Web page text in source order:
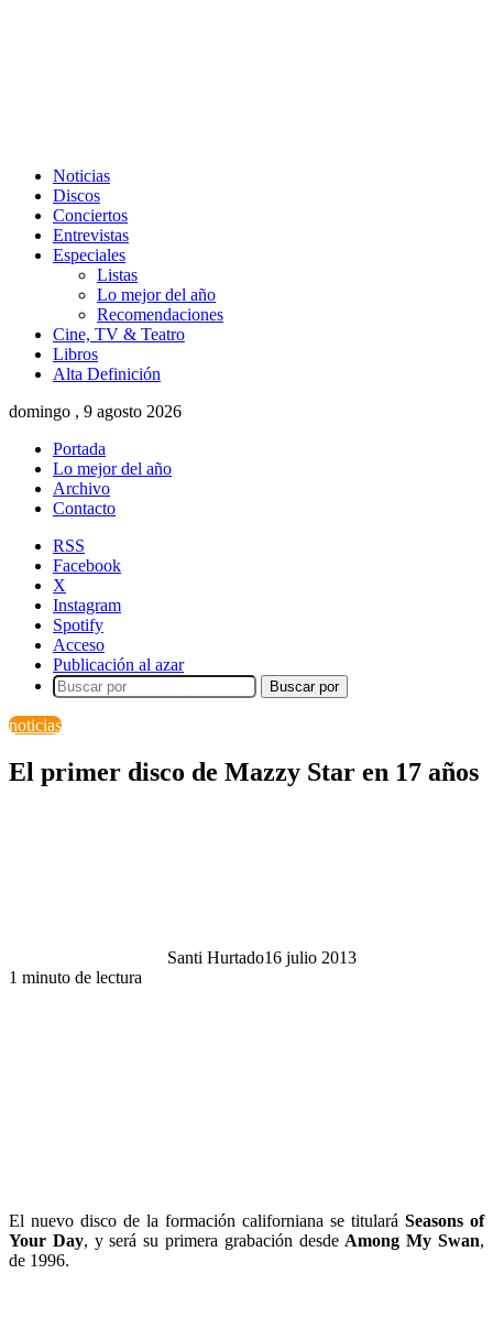
Noticias
Discos
Conciertos
Entrevistas
Especiales
Listas
Lo mejor del año
Recomendaciones
Cine, TV & Teatro
Libros
Alta Definición
domingo , 9 agosto 2026
Portada
Lo mejor del año
Archivo
Contacto
RSS
Facebook
X
Instagram
Spotify
Acceso
Publicación al azar
Buscar por
noticias
El primer disco de Mazzy Star en 17 años
Santi Hurtado16 julio 2013
1 minuto de lectura
El nuevo disco de la formación californiana se titulará Seasons of
Your Day, y será su primera grabación desde Among My Swan,
de 1996.